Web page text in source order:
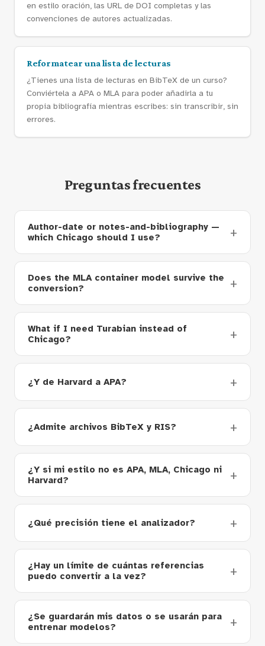
en estilo oración, las URL de DOI completas y las
convenciones de autores actualizadas.
Reformatear una lista de lecturas
¿Tienes una lista de lecturas en BibTeX de un curso?
Conviértela a APA o MLA para poder añadirla a tu
propia bibliografía mientras escribes: sin transcribir, sin
errores.
Preguntas frecuentes
Author-date or notes-and-bibliography —
which Chicago should I use?
Does the MLA container model survive the
conversion?
What if I need Turabian instead of
Chicago?
¿Y de Harvard a APA?
¿Admite archivos BibTeX y RIS?
¿Y si mi estilo no es APA, MLA, Chicago ni
Harvard?
¿Qué precisión tiene el analizador?
¿Hay un límite de cuántas referencias
puedo convertir a la vez?
¿Se guardarán mis datos o se usarán para
entrenar modelos?